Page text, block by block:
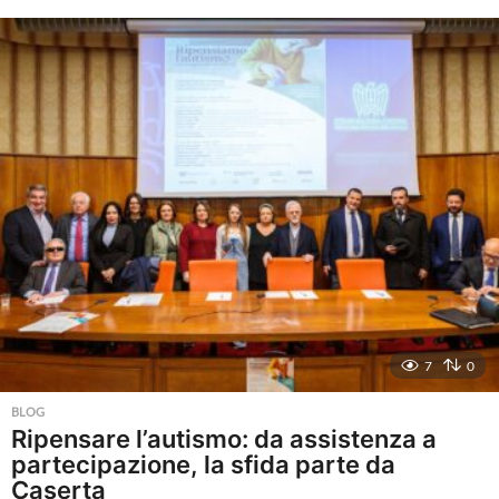
e
s
i
a
7 0
BLOG
Ripensare l’autismo: da assistenza a
partecipazione, la sfida parte da
Caserta